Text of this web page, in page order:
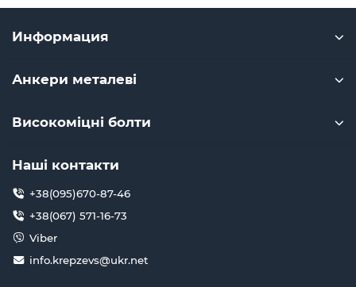
Информация
Анкери металеві
Високоміцні болти
Наші контакти
+38(095)670-87-46
+38(067) 571-16-73
Viber
info.krepzevs@ukr.net